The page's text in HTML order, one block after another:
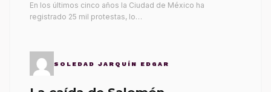
En los últimos cinco años la Ciudad de México ha
registrado 25 mil protestas, lo…
SOLEDAD JARQUÍN EDGAR